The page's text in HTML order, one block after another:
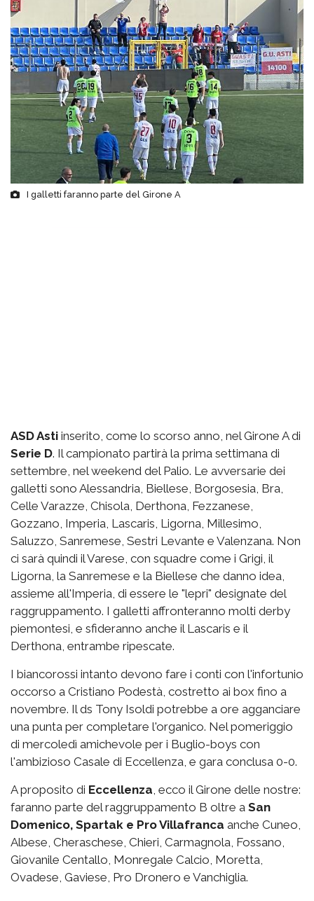
I galletti faranno parte del Girone A
ASD Asti inserito, come lo scorso anno, nel Girone A di
Serie D. Il campionato partirà la prima settimana di
settembre, nel weekend del Palio. Le avversarie dei
galletti sono Alessandria, Biellese, Borgosesia, Bra,
Celle Varazze, Chisola, Derthona, Fezzanese,
Gozzano, Imperia, Lascaris, Ligorna, Millesimo,
Saluzzo, Sanremese, Sestri Levante e Valenzana. Non
ci sarà quindi il Varese, con squadre come i Grigi, il
Ligorna, la Sanremese e la Biellese che danno idea,
assieme all'Imperia, di essere le "lepri" designate del
raggruppamento. I galletti affronteranno molti derby
piemontesi, e sfideranno anche il Lascaris e il
Derthona, entrambe ripescate.
I biancorossi intanto devono fare i conti con l'infortunio
occorso a Cristiano Podestà, costretto ai box fino a
novembre. Il ds Tony Isoldi potrebbe a ore agganciare
una punta per completare l'organico. Nel pomeriggio
di mercoledì amichevole per i Buglio-boys con
l'ambizioso Casale di Eccellenza, e gara conclusa 0-0.
A proposito di Eccellenza , ecco il Girone delle nostre:
faranno parte del raggruppamento B oltre a San
Domenico, Spartak e Pro Villafranca anche Cuneo,
Albese, Cheraschese, Chieri, Carmagnola, Fossano,
Giovanile Centallo, Monregale Calcio, Moretta,
Ovadese, Gaviese, Pro Dronero e Vanchiglia.